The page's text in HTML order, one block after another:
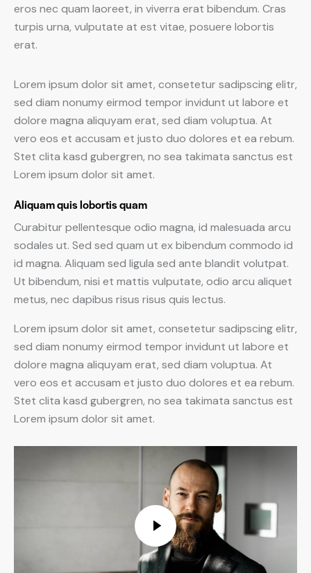
eros nec quam laoreet, in viverra erat bibendum. Cras
turpis urna, vulputate at est vitae, posuere lobortis
erat.
Lorem ipsum dolor sit amet, consetetur sadipscing elitr,
sed diam nonumy eirmod tempor invidunt ut labore et
dolore magna aliquyam erat, sed diam voluptua. At
vero eos et accusam et justo duo dolores et ea rebum.
Stet clita kasd gubergren, no sea takimata sanctus est
Lorem ipsum dolor sit amet.
Aliquam quis lobortis quam
Curabitur pellentesque odio magna, id malesuada arcu
sodales ut. Sed sed quam ut ex bibendum commodo id
id magna. Aliquam sed ligula sed ante blandit volutpat.
Ut bibendum, nisi et mattis vulputate, odio arcu aliquet
metus, nec dapibus risus risus quis lectus.
Lorem ipsum dolor sit amet, consetetur sadipscing elitr,
sed diam nonumy eirmod tempor invidunt ut labore et
dolore magna aliquyam erat, sed diam voluptua. At
vero eos et accusam et justo duo dolores et ea rebum.
Stet clita kasd gubergren, no sea takimata sanctus est
Lorem ipsum dolor sit amet.